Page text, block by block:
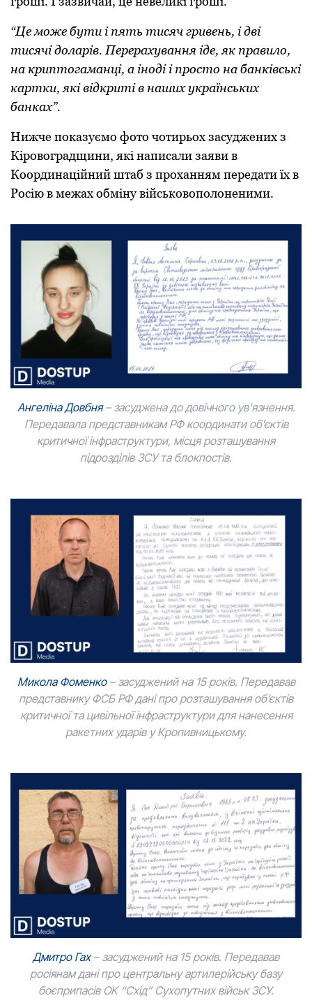
“Це може бути і пять тисяч гривень, і дві
тисячі доларів. Перерахування іде, як правило,
на криптогаманці, а іноді і просто на банківські
картки, які відкриті в наших українських
банках”.
Нижче показуємо фото чотирьох засуджених з
Кіровоградщини, які написали заяви в
Координаційний штаб з проханням передати їх в
Росію в межах обміну військовополоненими.
Ангеліна Довбня– засуджена до довічного ув'язнення.
Передавала представникам РФ координати об’єктів
критичної інфраструктури, місця розташування
підрозділів ЗСУ та блокпостів.
Микола Фоменко– засуджений на 15 років. Передавав
представнику ФСБ РФ дані про розташування об’єктів
критичної та цивільної інфраструктури для нанесення
ракетних ударів у Кропивницькому.
Дмитро Гах– засуджений на 15 років. Передавав
росіянам дані про центральну артилерійську базу
боєприпасів ОК “Схід” Сухопутних військ ЗСУ.